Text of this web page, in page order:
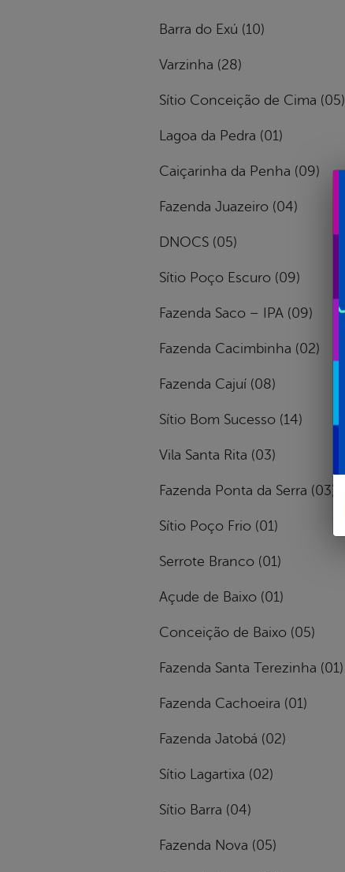
Barra do Exú (10)
Varzinha (28)
Sítio Conceição de Cima (05)
Lagoa da Pedra (01)
Caiçarinha da Penha (09)
Fazenda Juazeiro (04)
DNOCS (05)
Sítio Poço Escuro (09)
Fazenda Saco – IPA (09)
Fazenda Cacimbinha (02)
Fazenda Cajuí (08)
Sítio Bom Sucesso (14)
Vila Santa Rita (03)
Fazenda Ponta da Serra (03)
Sítio Poço Frio (01)
Serrote Branco (01)
Açude de Baixo (01)
Conceição de Baixo (05)
Fazenda Santa Terezinha (01)
Fazenda Cachoeira (01)
Fazenda Jatobá (02)
Sítio Lagartixa (02)
Sítio Barra (04)
Fazenda Nova (05)